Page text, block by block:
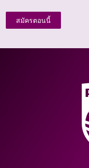
สมัครตอนนี้